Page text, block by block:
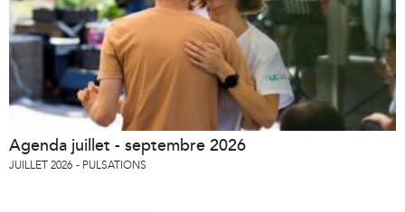
Agenda juillet - septembre 2026
JUILLET 2026 PULSATIONS